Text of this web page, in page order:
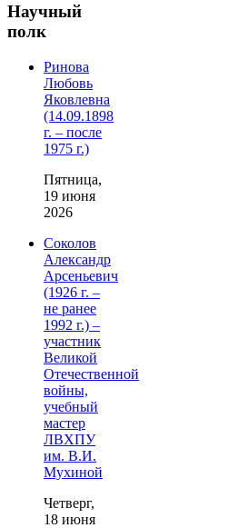
Научный
полк
Ринова
Любовь
Яковлевна
(14.09.1898
г. – после
1975 г.)
Пятница,
19 июня
2026
Соколов
Александр
Арсеньевич
(1926 г. –
не ранее
1992 г.) –
участник
Великой
Отечественной
войны,
учебный
мастер
ЛВХПУ
им. В.И.
Мухиной
Четверг,
18 июня